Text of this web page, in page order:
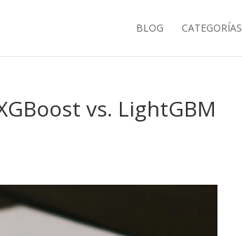
BLOG CATEGORÍAS
vs. LightGBM